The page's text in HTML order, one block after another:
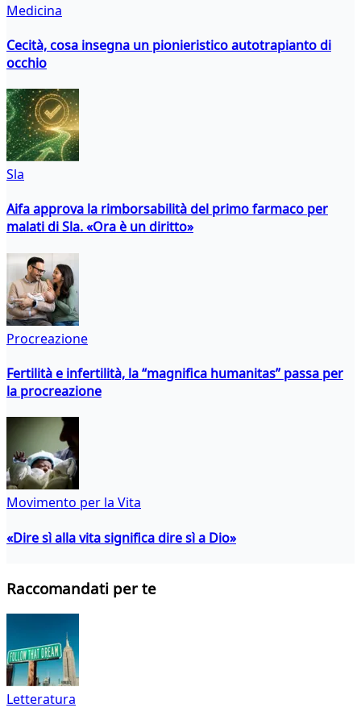
Medicina
Cecità, cosa insegna un pionieristico autotrapianto di
occhio
Sla
Aifa approva la rimborsabilità del primo farmaco per
malati di Sla. «Ora è un diritto»
Procreazione
Fertilità e infertilità, la “magnifica humanitas” passa per
la procreazione
Movimento per la Vita
«Dire sì alla vita significa dire sì a Dio»
Raccomandati per te
Letteratura